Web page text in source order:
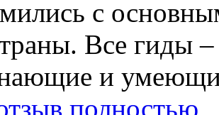
с
Все гиды
и
полностью